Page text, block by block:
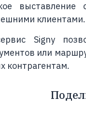
клиентами.
Signy
или
контрагентам.